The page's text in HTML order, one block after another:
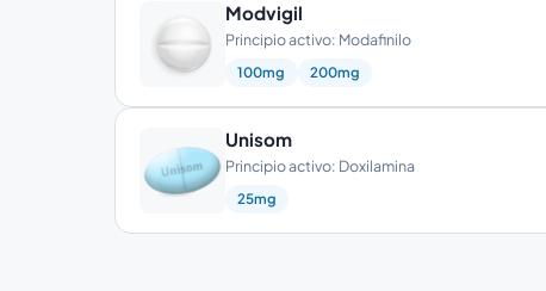
Modvigil
Principio activo: Modafinilo
100mg 200mg
Unisom
Principio activo: Doxilamina
25mg